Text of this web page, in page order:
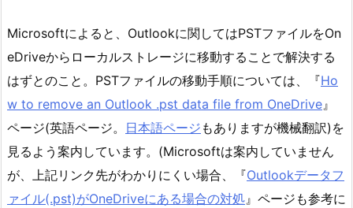
Microsoftによると、Outlookに関してはPSTファイルをOn
eDriveからローカルストレージに移動することで解決する
はずとのこと。PSTファイルの移動手順については、『Ho
w to remove an Outlook .pst data file from OneDrive』
ページ(英語ページ。 日本語ページ もありますが機械翻訳)を
見るよう案内しています。(Microsoftは案内していません
が、上記リンク先がわかりにくい場合、『Outlookデータフ
ァイル(.pst)がOneDriveにある場合の対処』ページも参考に